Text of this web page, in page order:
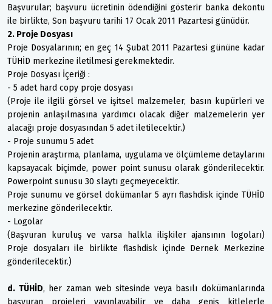
Başvurular; başvuru ücretinin ödendiğini gösterir banka dekontu
ile birlikte, Son başvuru tarihi 17 Ocak 2011 Pazartesi günüdür.
2. Proje Dosyası
Proje Dosyalarının; en geç 14 Şubat 2011 Pazartesi gününe kadar
TÜHİD merkezine iletilmesi gerekmektedir.
Proje Dosyası İçeriği :
- 5 adet hard copy proje dosyası
(Proje ile ilgili görsel ve işitsel malzemeler, basın kupürleri ve
projenin anlaşılmasına yardımcı olacak diğer malzemelerin yer
alacağı proje dosyasından 5 adet iletilecektir.)
- Proje sunumu 5 adet
Projenin araştırma, planlama, uygulama ve ölçümleme detaylarını
kapsayacak biçimde, power point sunusu olarak gönderilecektir.
Powerpoint sunusu 30 slaytı geçmeyecektir.
Proje sunumu ve görsel dokümanlar 5 ayrı flashdisk içinde TÜHİD
merkezine gönderilecektir.
- Logolar
(Başvuran kuruluş ve varsa halkla ilişkiler ajansının logoları)
Proje dosyaları ile birlikte flashdisk içinde Dernek Merkezine
gönderilecektir.)
d. TÜHİD, her zaman web sitesinde veya basılı dokümanlarında
başvuran projeleri yayınlayabilir ve daha geniş kitlelerle